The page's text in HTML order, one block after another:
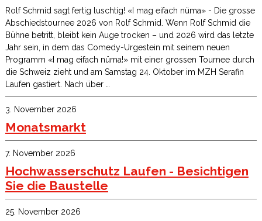
Rolf Schmid sagt fertig luschtig! «I mag eifach nüma» - Die grosse
Abschiedstournee 2026 von Rolf Schmid. Wenn Rolf Schmid die
Bühne betritt, bleibt kein Auge trocken – und 2026 wird das letzte
Jahr sein, in dem das Comedy-Urgestein mit seinem neuen
Programm «I mag eifach nüma!» mit einer grossen Tournee durch
die Schweiz zieht und am Samstag 24. Oktober im MZH Serafin
Laufen gastiert. Nach über …
3. November 2026
Monatsmarkt
7. November 2026
Hochwasserschutz Laufen - Besichtigen
Sie die Baustelle
25. November 2026